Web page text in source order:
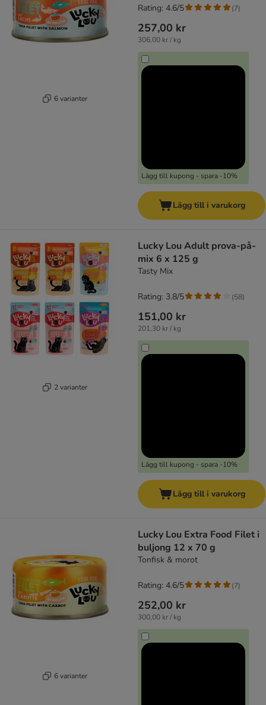
6 varianter
257,00 kr
306,00 kr / kg
Lägg till kupong - spara -10%
Rating: 4.6/5 (7)
Lägg till i varukorg
2 varianter
Lucky Lou Adult prova-på-
mix 6 x 125 g
Tasty Mix
151,00 kr
201,30 kr / kg
Lägg till kupong - spara -10%
Rating: 3.8/5 (58)
Lägg till i varukorg
6 varianter
Lucky Lou Extra Food Filet i
buljong 12 x 70 g
Tonfisk & morot
252,00 kr
300,00 kr / kg
Rating: 4.6/5 (7)